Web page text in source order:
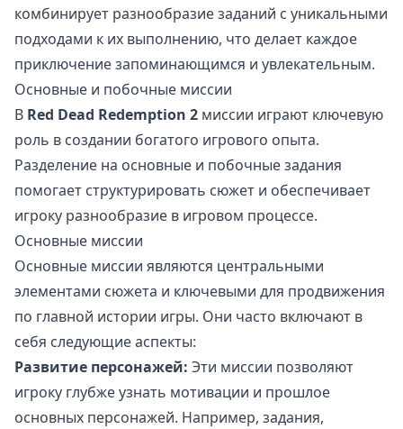
комбинирует разнообразие заданий с уникальными
подходами к их выполнению, что делает каждое
приключение запоминающимся и увлекательным.
Основные и побочные миссии
В Red Dead Redemption 2 миссии играют ключевую
роль в создании богатого игрового опыта.
Разделение на основные и побочные задания
помогает структурировать сюжет и обеспечивает
игроку разнообразие в игровом процессе.
Основные миссии
Основные миссии являются центральными
элементами сюжета и ключевыми для продвижения
по главной истории игры. Они часто включают в
себя следующие аспекты:
Развитие персонажей: Эти миссии позволяют
игроку глубже узнать мотивации и прошлое
основных персонажей. Например, задания,